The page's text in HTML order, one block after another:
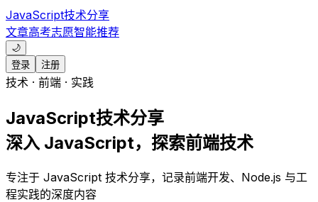
JavaScript技术分享
文章高考志愿智能推荐
🌙
登录
注册
技术 · 前端 · 实践
JavaScript技术分享
深入 JavaScript，探索前端技术
专注于 JavaScript 技术分享，记录前端开发、Node.js 与工
程实践的深度内容